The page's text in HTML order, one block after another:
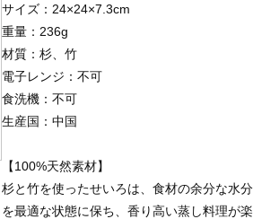
サイズ：24×24×7.3cm
重量：236g
材質：杉、竹
電子レンジ：不可
食洗機：不可
生産国：中国
【100%天然素材】
杉と竹を使ったせいろは、食材の余分な水
を最適な状態に保ち、香り高い蒸し料理が楽